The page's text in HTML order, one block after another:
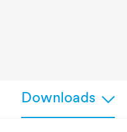
Downloads